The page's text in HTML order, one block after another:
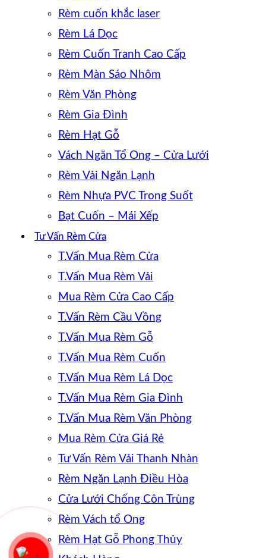
Rèm cuốn khắc laser
Rèm Lá Dọc
Rèm Cuốn Tranh Cao Cấp
Rèm Màn Sáo Nhôm
Rèm Văn Phòng
Rèm Gia Đình
Rèm Hạt Gỗ
Vách Ngăn Tổ Ong – Cửa Lưới
Rèm Vải Ngăn Lạnh
Rèm Nhựa PVC Trong Suốt
Bạt Cuốn – Mái Xếp
Tư Vấn Rèm Cửa
T.Vấn Mua Rèm Cửa
T.Vấn Mua Rèm Vải
Mua Rèm Cửa Cao Cấp
T.Vấn Rèm Cầu Vồng
T.Vấn Mua Rèm Gỗ
T.Vấn Mua Rèm Cuốn
T.Vấn Mua Rèm Lá Dọc
T.Vấn Mua Rèm Gia Đình
T.Vấn Mua Rèm Văn Phòng
Mua Rèm Cửa Giá Rẻ
Tư Vấn Rèm Vải Thanh Nhàn
Rèm Ngăn Lạnh Điều Hòa
Cửa Lưới Chống Côn Trùng
Rèm Vách tổ Ong
Rèm Hạt Gỗ Phong Thủy